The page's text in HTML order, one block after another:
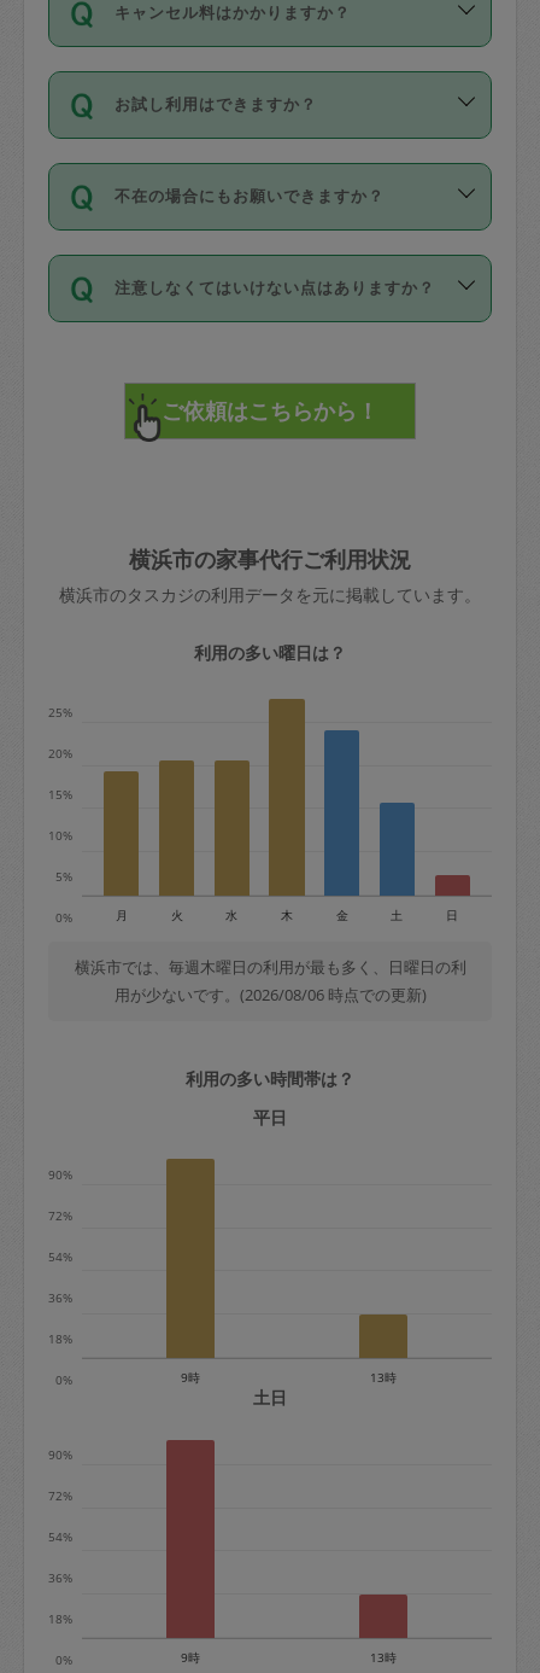
日本語も話せる方など様々です。
ールに記載していますので、各自の得意
を依頼してください。
現場トライアルを受け、合格したタスカ
ジさんが活動されています。
※テストセンターの講評は１件目のレビュ
参考
【詳細】タスカジさんの登録に際
です。作業中に物を壊したり、人にけが
をさせたりした場合が対象で、補償金額
す。
写真を撮り、
詳細FAQ：
損害賠償保険について教えて
以降）の日時から受付可能となっていま
す。
タスカジさんへ「募集」をかけることが
可能です。
キャンセル料はかかりますか？
キャンセル料には、以下の2種類がありま
す。
1. 直前キャンセル（定期、スポット契約
共通）
72時間を超える※と、以下のキャンセル
料が発生します。
直前キャンセル料：
72時間前〜24時間前＝依頼料金の50%
依頼者不在による当日キャンセル＝依頼
金額の100%＋交通費全額
※例：依頼日時／土曜日午前9時開始の場
水曜日9時〜金曜日9時まで＝依頼料金の
50%
金曜日9時～土曜日8時まで＝依頼金額の
＋交通費全額
依頼者不在による当日キャンセル＝依頼
金額の100%＋交通費全額
定期契約をキャンセルする場合、毎週定
期は月2回まで隔週定期は月1回までキャ
※キャンセル料金の設定について：
お試し利用はできますか？
「お試し利用」というメニューはありま
せんが、「一回のみ」依頼を活用するこ
とによって、気に入ったタスカジさんを
まず、条件の合う気になるタスカジさ
みてください。
その後、一番気に入ったタスカジさんに
不在の場合にもお願いできますか？
不在の場合の作業はタスカジさんの同意
が必要です。数回の依頼ののち、タスカ
ジさんと依頼者の間で十分な信頼関係が
てください。
不在時に部屋に入るためにタスカジさん
きた場合は損害保険の対象外となるので
ご注意ください。
注意しなくてはいけない点はありますか？
で、必ず鍵のかかるロッカーや金庫に入
れて依頼者の責任の元管理するよう心掛
けてください。
玉、など
あわせてこちらも参照ください：初めて
はありますか？
横浜市の家事代行ご利用状況
横浜市のタスカジの利用データを元に掲載しています。
利用の多い曜日は？
0%
5%
10%
15%
20%
25%
月 火 水 木 金 土 日
横浜市では、毎週木曜日の利用が最も多く、日曜日の利
用が少ないです。(2026/08/06 時点での更新)
利用の多い時間帯は？
平日
0%
18%
36%
54%
72%
90%
9時 13時
土日
0%
18%
36%
54%
72%
90%
9時 13時